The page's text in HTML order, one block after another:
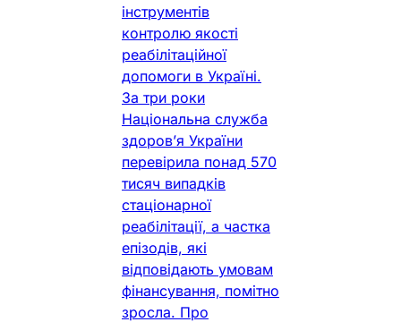
інструментів
контролю якості
реабілітаційної
допомоги в Україні.
За три роки
Національна служба
здоров’я України
перевірила понад 570
тисяч випадків
стаціонарної
реабілітації, а частка
епізодів, які
відповідають умовам
фінансування, помітно
зросла. Про